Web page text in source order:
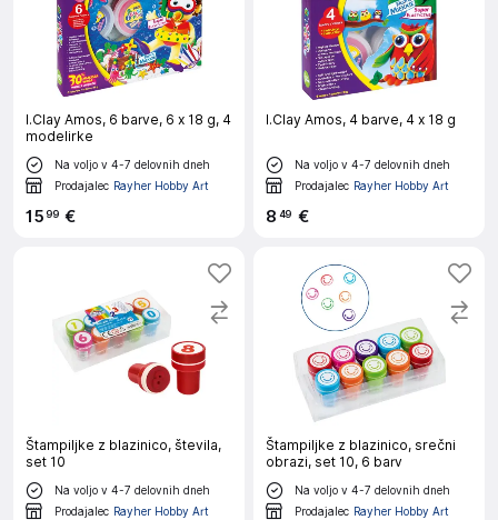
I.Clay Amos, 6 barve, 6 x 18 g, 4
modelirke
Na voljo v 4-7 delovnih dneh
Prodajalec Rayher Hobby Art
1599 €
I.Clay Amos, 4 barve, 4 x 18 g
Na voljo v 4-7 delovnih dneh
Prodajalec Rayher Hobby Art
8 49 €
Štampiljke z blazinico, števila,
set 10
Na voljo v 4-7 delovnih dneh
Prodajalec Rayher Hobby Art
Štampiljke z blazinico, srečni
obrazi, set 10, 6 barv
Na voljo v 4-7 delovnih dneh
Prodajalec Rayher Hobby Art